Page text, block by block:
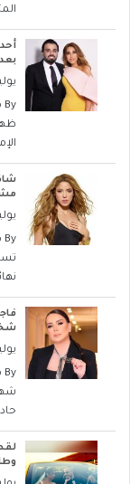
يوليو
By
يوليو
By
يوليو
By